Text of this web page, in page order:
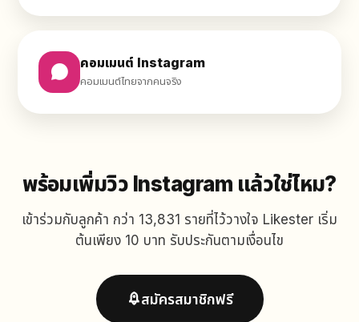
คอมเมนต์ Instagram
คอมเมนต์ไทยจากคนจริง
พร้อมเพิ่มวิว Instagram แล้วใช่ไหม?
เข้าร่วมกับลูกค้า กว่า 13,831 รายที่ไว้วางใจ Likester เริ่ม
ต้นเพียง 10 บาท รับประกันตามเงื่อนไข
สมัครสมาชิกฟรี